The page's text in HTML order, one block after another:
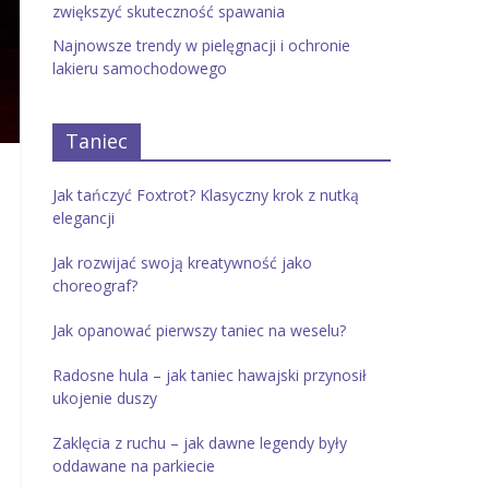
zwiększyć skuteczność spawania
Najnowsze trendy w pielęgnacji i ochronie
lakieru samochodowego
Taniec
Jak tańczyć Foxtrot? Klasyczny krok z nutką
elegancji
Jak rozwijać swoją kreatywność jako
choreograf?
Jak opanować pierwszy taniec na weselu?
Radosne hula – jak taniec hawajski przynosił
ukojenie duszy
Zaklęcia z ruchu – jak dawne legendy były
oddawane na parkiecie